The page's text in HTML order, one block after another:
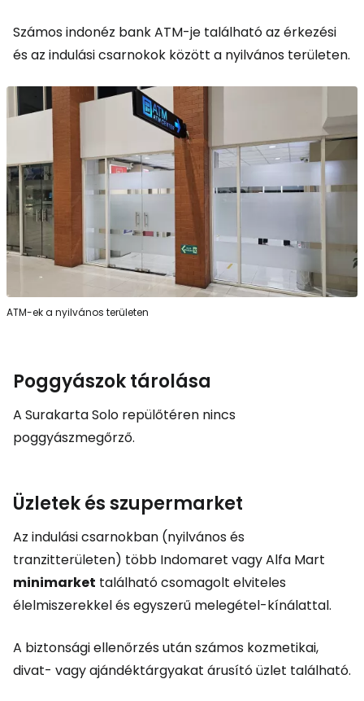
Számos indonéz bank ATM-je található az érkezési
és az indulási csarnokok között a nyilvános területen.
ATM-ek a nyilvános területen
Poggyászok tárolása
A Surakarta Solo repülőtéren nincs
poggyászmegőrző.
Üzletek és szupermarket
Az indulási csarnokban (nyilvános és
tranzitterületen) több Indomaret vagy Alfa Mart
minimarket található csomagolt elviteles
élelmiszerekkel és egyszerű melegétel-kínálattal.
A biztonsági ellenőrzés után számos kozmetikai,
divat- vagy ajándéktárgyakat árusító üzlet található.